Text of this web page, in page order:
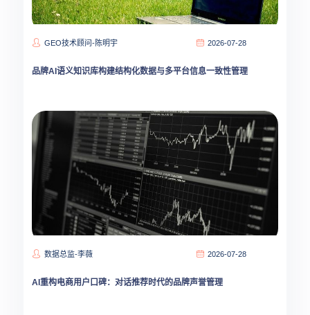
GEO技术顾问-陈明宇 2026-07-28
品牌AI语义知识库构建结构化数据与多平台信息一致性管理
数据总监-李薇 2026-07-28
AI重构电商用户口碑：对话推荐时代的品牌声誉管理